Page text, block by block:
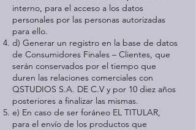
interno, para el acceso a los datos
personales por las personas autorizadas
para ello.
d) Generar un registro en la base de datos
de Consumidores Finales – Clientes, que
serán conservados por el tiempo que
duren las relaciones comerciales con
QSTUDIOS S.A. DE C.V y por 10 diez años
posteriores a finalizar las mismas.
e) En caso de ser foráneo EL TITULAR,
para el envío de los productos que